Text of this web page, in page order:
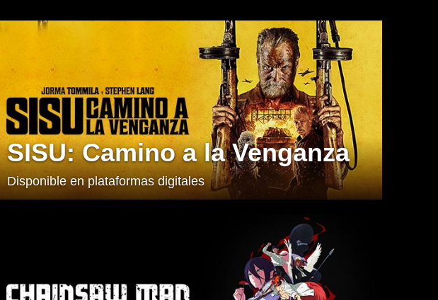
SISU: Camino a la Venganza
Disponible en plataformas digitales